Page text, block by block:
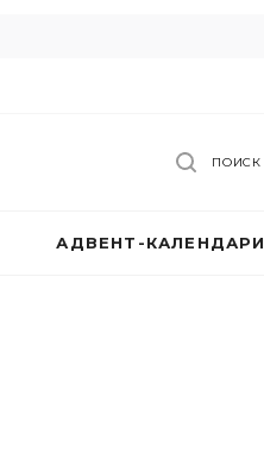
ПОИСК
АДВЕНТ-КАЛЕНДАРИ